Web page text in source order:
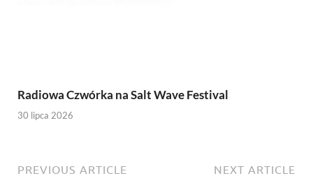
Radiowa Czwórka na Salt Wave Festival
30 lipca 2026
PREVIOUS ARTICLE NEXT ARTICLE